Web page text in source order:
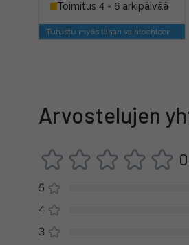
Toimitus 4 - 6 arkipäivää
Tutustu myös tähän vaihtoehtoon
Arvostelujen
5
4
3